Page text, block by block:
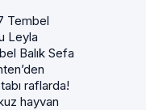
Tembel
Leyla
Balık Sefa
raflarda!
hayvan